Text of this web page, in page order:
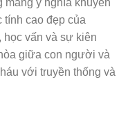
tính cao đẹp của
vấn và sự kiên
giữa con người và
với truyền thống và